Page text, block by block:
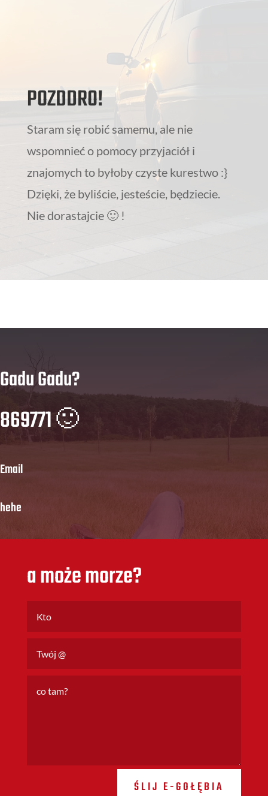
POZDDRO!
Staram się robić samemu, ale nie
wspomnieć o pomocy przyjaciół i
znajomych to byłoby czyste kurestwo :}
Dzięki, że byliście, jesteście, będziecie.
Nie dorastajcie 🙂 !
Gadu Gadu?
869771 🙂
Email
hehe
a może morze?
ŚLIJ E-GOŁĘBIA